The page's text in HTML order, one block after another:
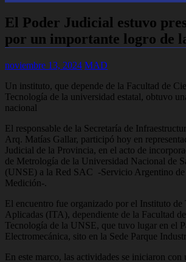
El Poder Judicial estuvo
por un importante logro de
noviembre 13, 2024 MAD
Un instituto, que depende de la Facultad de
Tecnología de la universidad estatal, obtuvo
nacional
El responsable de la Secretaría de
Arq. Matías Gallar, participó hoy en
Judicial de la Provincia, en el acto de
de Metrología de la Universidad Nacional de
(UNSE) a la Red SAC -Servicio Argentino
Medición-.
El encuentro fue organizado por el Instituto de
Aplicadas (ITA), dependiente de la Facultad
Tecnología de la UNSE, que tuvo lugar en el
Electromecánica, sito en la Sede Parque
En este marco, las actividades se iniciaron con